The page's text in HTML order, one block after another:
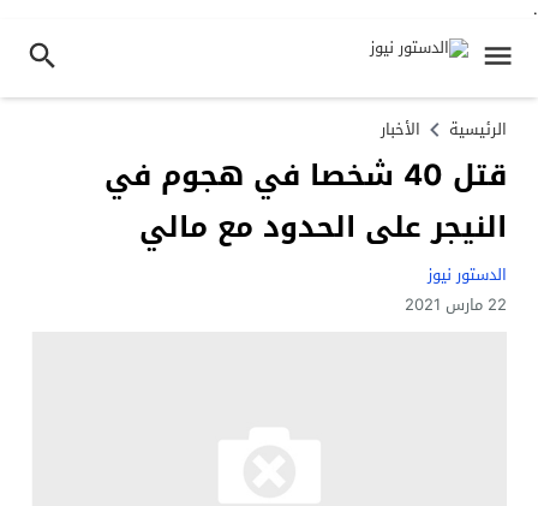
.
الرئيسية الأخبار
قتل 40 شخصا في هجوم في
النيجر على الحدود مع مالي
الدستور نيوز
22 مارس 2021